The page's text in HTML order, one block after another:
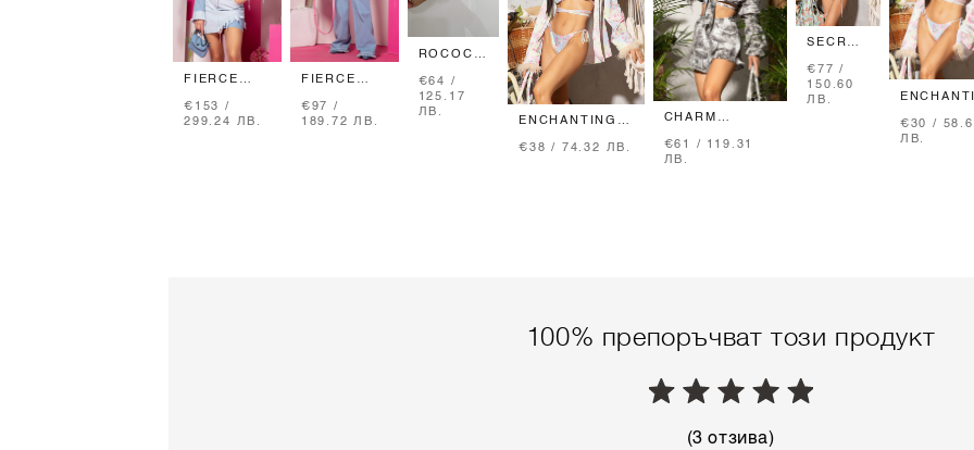
FIERCE
ЯКЕ ОТ
ДЕНИМ С
€153 /
299.24 ЛВ.
FIERCE
ДЪНКИ -
LIGHT
€97 /
189.72 ЛВ.
ROCOCO
ТЕЛЕСЕН
КОЛАН -
ТЕСЕН
€64 /
125.17
ЛВ.
ENCHANTING
БАНСКИ ТОП
€38 / 74.32 ЛВ.
CHARM
RUFFLES
КРОП-ТОП -
€61 / 119.31
ЛВ.
SECRET
ЦЯЛ
БАНСКИ
€77 /
150.60
ЛВ.
БАНСКИ
БИКИНИ С
€30 /
ЛВ.
100% препоръчват този продукт
(3 отзива)